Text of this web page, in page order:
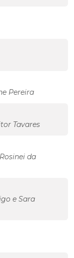
Pereira
Tavares
da
e Sara